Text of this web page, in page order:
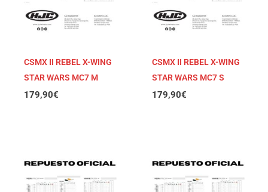
CSMX II REBEL X-WING
STAR WARS MC7 M
179,90€
CSMX II REBEL X-WING
STAR WARS MC7 S
179,90€